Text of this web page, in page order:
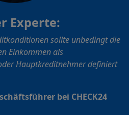
Experte:
sollte unbedingt die
Einkommen als
Hauptkreditnehmer definiert
bei CHECK24